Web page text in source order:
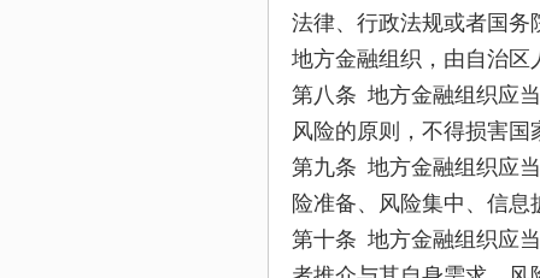
法律、行政法规或者国务
地方金融组织，由自治区
第八条 地方金融组织应
风险的原则，不得损害
第九条 地方金融组织应
险准备、风险集中、信
第十条 地方金融组织应